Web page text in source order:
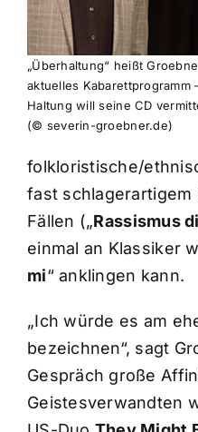
„Überhaltung“ heißt
aktuelles Kabarettprogramm
Haltung will seine CD
(© severin-groebner.de)
folkloristische/
fast schlagerartigem
Fällen („Rassismus
einmal an Klassiker
mi“ anklingen kann.
„Ich würde es am
bezeichnen“, sagt
Gespräch große
Geistesverwandten